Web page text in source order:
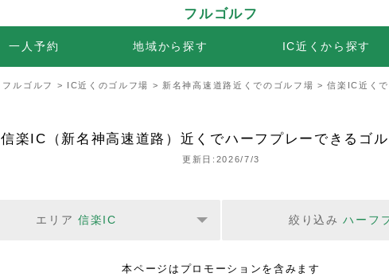
フルゴルフ
一人予約 地域から探す IC近くから探す
フルゴルフ > IC近くのゴルフ場 > 新名神高速道路近くでのゴルフ場 > 信楽IC近く
信楽IC（新名神高速道路）近くでハーフプレーできるゴ
更新日:2026/7/3
エリア 信楽IC 絞り込み ハーフ
本ページはプロモーションを含みます